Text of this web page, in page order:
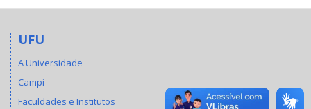
UFU
A Universidade
Campi
Faculdades e Institutos